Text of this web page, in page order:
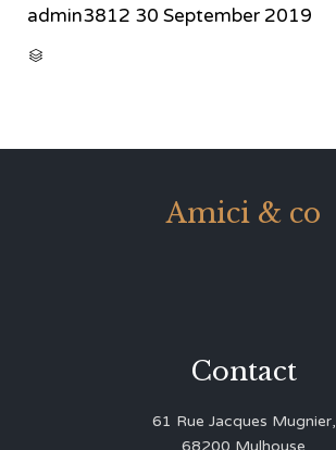
admin3812 30 September 2019

Amici & co
Contact
61 Rue Jacques Mugnier,